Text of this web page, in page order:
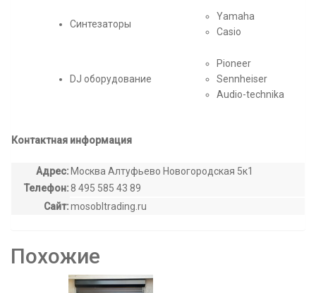
Синтезаторы
Yamaha
Casio
DJ оборудование
Pioneer
Sennheiser
Audio-technika
Контактная информация
Адрес: Москва Алтуфьево Новогородская 5к1
Телефон:8 495 585 43 89
Сайт:mosobltrading.ru
Похожие